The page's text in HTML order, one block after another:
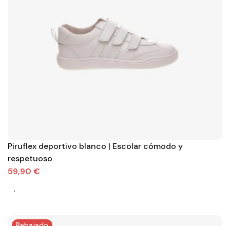
Piruflex deportivo blanco | Escolar cómodo y
respetuoso
59,90 €